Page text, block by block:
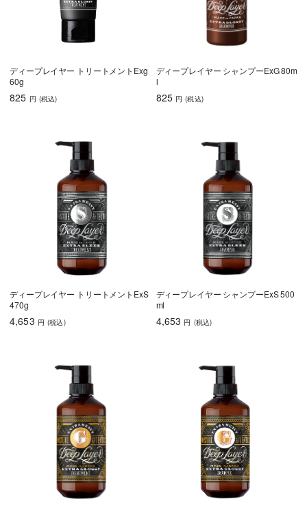
ディープレイヤー トリートメントExg
60g
825 円 (税込)
ディープレイヤー シャンプーExG 80m
l
825 円 (税込)
ディープレイヤー トリートメントExS
470g
4,653 円 (税込)
ディープレイヤー シャンプーExS 500
ml
4,653 円 (税込)